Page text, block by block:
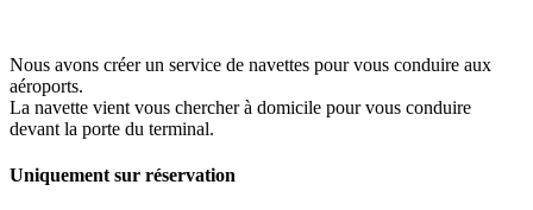
Nous avons créer un service de navettes pour vous conduire aux
aéroports.
La navette vient vous chercher à domicile pour vous conduire
devant la porte du terminal.
Uniquement sur réservation